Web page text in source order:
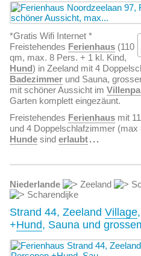
*Gratis Wifi Internet *
Freistehendes Ferienhaus (110
qm, max. 8 Pers. + 1 kl. Kind,
Hund) in Zeeland mit 4
Badezimmer und Sauna,
mit schöner Aussicht im
Garten komplett eingezäunt.
Freistehendes Ferienhaus mit
und 4 Doppelschlafzimmer
Hunde sind erlaubt...
Niederlande Zeeland
Scharendijke
Strand 44, Zeeland Village
+Hund, Sauna und